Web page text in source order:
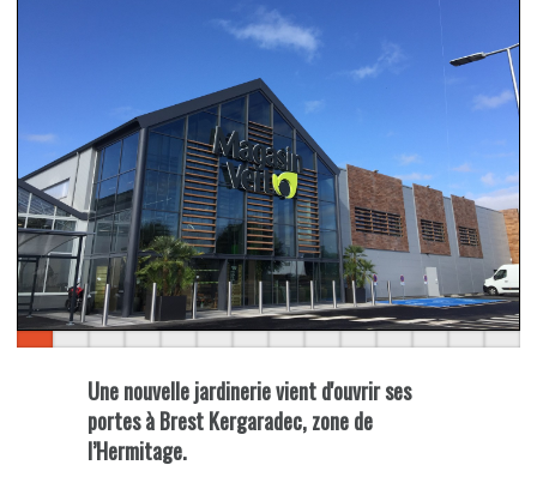
Une nouvelle jardinerie vient d'ouvrir ses
portes à Brest Kergaradec, zone de
l’Hermitage.